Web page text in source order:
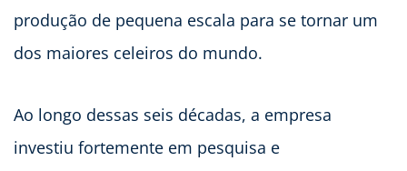
produção de pequena escala para se tornar um
dos maiores celeiros do mundo.
Ao longo dessas seis décadas, a empresa
investiu fortemente em pesquisa e